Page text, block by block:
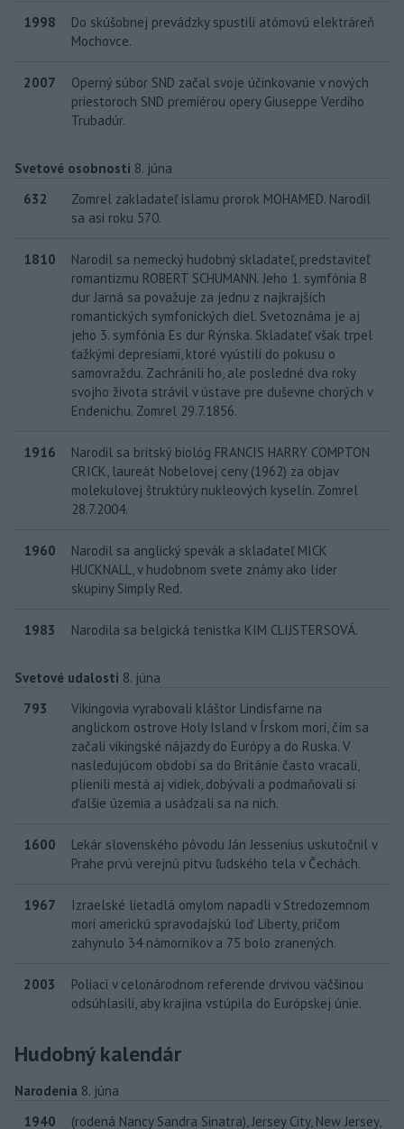
1998
Do skúšobnej prevádzky spustili atómovú elektráreň
Mochovce.
2007
Operný súbor SND začal svoje účinkovanie v nových
priestoroch SND premiérou opery Giuseppe Verdiho
Trubadúr.
Svetové osobnosti 8. júna
632
Zomrel zakladateľ islamu prorok MOHAMED. Narodil
sa asi roku 570.
1810
Narodil sa nemecký hudobný skladateľ, predstaviteľ
romantizmu ROBERT SCHUMANN. Jeho 1. symfónia B
dur Jarná sa považuje za jednu z najkrajších
romantických symfonických diel. Svetoznáma je aj
jeho 3. symfónia Es dur Rýnska. Skladateľ však trpel
ťažkými depresiami, ktoré vyústili do pokusu o
samovraždu. Zachránili ho, ale posledné dva roky
svojho života strávil v ústave pre duševne chorých v
Endenichu. Zomrel 29.7.1856.
1916
Narodil sa britský biológ FRANCIS HARRY COMPTON
CRICK, laureát Nobelovej ceny (1962) za objav
molekulovej štruktúry nukleových kyselín. Zomrel
28.7.2004.
1960
Narodil sa anglický spevák a skladateľ MICK
HUCKNALL, v hudobnom svete známy ako líder
skupiny Simply Red.
1983 Narodila sa belgická tenistka KIM CLIJSTERSOVÁ.
Svetové udalosti 8. júna
793
Vikingovia vyrabovali kláštor Lindisfarne na
anglickom ostrove Holy Island v Írskom mori, čím sa
začali vikingské nájazdy do Európy a do Ruska. V
nasledujúcom období sa do Británie často vracali,
plienili mestá aj vidiek, dobývali a podmaňovali si
ďalšie územia a usádzali sa na nich.
1600
Lekár slovenského pôvodu Ján Jessenius uskutočnil v
Prahe prvú verejnú pitvu ľudského tela v Čechách.
1967
Izraelské lietadlá omylom napadli v Stredozemnom
mori americkú spravodajskú loď Liberty, pričom
zahynulo 34 námorníkov a 75 bolo zranených.
2003
Poliaci v celonárodnom referende drvivou väčšinou
odsúhlasili, aby krajina vstúpila do Európskej únie.
Hudobný kalendár
Narodenia 8. júna
1940
(rodená Nancy Sandra Sinatra), Jersey City, New Jersey,